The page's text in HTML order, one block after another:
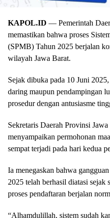
KAPOL.ID — Pemerintah
memastikan bahwa proses
(SPMB) Tahun 2025 berjalan
wilayah Jawa Barat.
Sejak dibuka pada 10 Juni
daring maupun pendampingan
prosedur dengan antusiasme
Sekretaris Daerah Provinsi
menyampaikan permohonan
sempat terjadi pada hari kedua
Ia menegaskan bahwa
2025 telah berhasil diatasi sejak
proses pendaftaran berjalan
“Alhamdulillah, sistem sudah